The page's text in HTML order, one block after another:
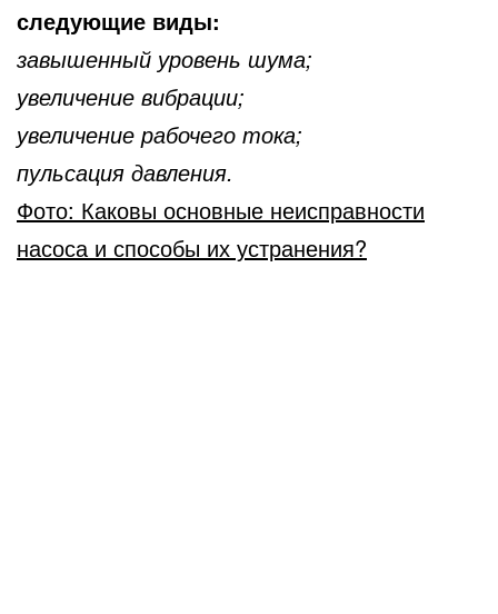
следующие виды:
завышенный уровень шума;
увеличение вибрации;
увеличение рабочего тока;
пульсация давления.
Фото: Каковы основные неисправности
насоса и способы их устранения?